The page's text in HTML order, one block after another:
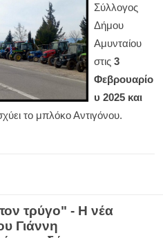
Σύλλογος
Δήμου
Αμυνταίου
στις 3
Φεβρουαρίο
υ 2025 και
το μπλόκο Αντιγόνου.
τρύγο" - Η νέα
Γιάννη